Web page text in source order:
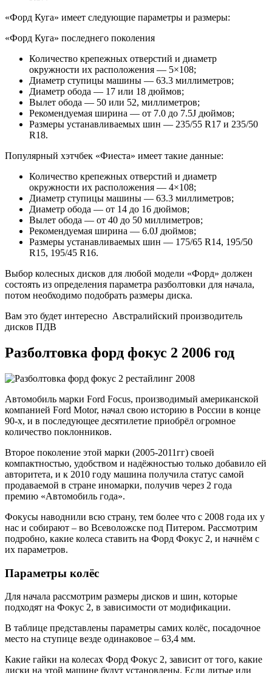
«Форд Куга» имеет следующие параметры и размеры:
«Форд Куга» последнего поколения
Количество крепежных отверстий и диаметр
окружности их расположения — 5×108;
Диаметр ступицы машины — 63.3 миллиметров;
Диаметр обода — 17 или 18 дюймов;
Вылет обода — 50 или 52, миллиметров;
Рекомендуемая ширина — от 7.0 до 7.5J дюймов;
Размеры устанавливаемых шин — 235/55 R17 и 235/50
R18.
Популярный хэтчбек «Фиеста» имеет такие данные:
Количество крепежных отверстий и диаметр
окружности их расположения — 4×108;
Диаметр ступицы машины — 63.3 миллиметров;
Диаметр обода — от 14 до 16 дюймов;
Вылет обода — от 40 до 50 миллиметров;
Рекомендуемая ширина — 6.0J дюймов;
Размеры устанавливаемых шин — 175/65 R14, 195/50
R15, 195/45 R16.
Выбор колесных дисков для любой модели «Форд» должен
состоять из определения параметра разболтовки для начала,
потом необходимо подобрать размеры диска.
Вам это будет интересно Австралийский производитель
дисков ПДВ
Разболтовка форд фокус 2 2006 год
Автомобиль марки Ford Focus, производимый американской
компанией Ford Motor, начал свою историю в России в конце
90-х, и в последующее десятилетие приобрёл огромное
количество поклонников.
Второе поколение этой марки (2005-2011гг) своей
компактностью, удобством и надёжностью только добавило ей
авторитета, и к 2010 году машина получила статус самой
продаваемой в стране иномарки, получив через 2 года
премию «Автомобиль года».
Фокусы наводнили всю страну, тем более что с 2008 года их у
нас и собирают – во Всеволожске под Питером. Рассмотрим
подробно, какие колеса ставить на Форд Фокус 2, и начнём с
их параметров.
Параметры колёс
Для начала рассмотрим размеры дисков и шин, которые
подходят на Фокус 2, в зависимости от модификации.
В таблице представлены параметры самих колёс, посадочное
место на ступице везде одинаковое – 63,4 мм.
Какие гайки на колесах Форд Фокус 2, зависит от того, какие
диски на этой машине будут установлены. Если литые или